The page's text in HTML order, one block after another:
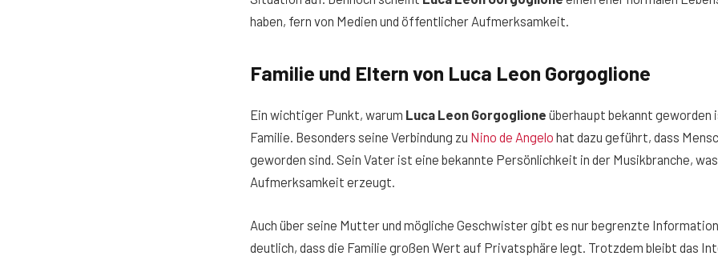
haben, fern von Medien und öffentlicher Aufmerksamkeit.
Familie und Eltern von Luca Leon Gorgoglione
Ein wichtiger Punkt, warum Luca Leon Gorgoglione überhaupt bekannt geworden
Familie. Besonders seine Verbindung zu Nino de Angelo hat dazu geführt, dass
geworden sind. Sein Vater ist eine bekannte Persönlichkeit in der Musikbranche,
Aufmerksamkeit erzeugt.
Auch über seine Mutter und mögliche Geschwister gibt es nur begrenzte
deutlich, dass die Familie großen Wert auf Privatsphäre legt. Trotzdem bleibt das